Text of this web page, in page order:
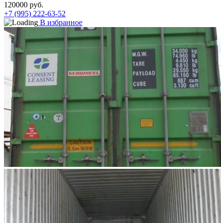
120000 руб.
+7 (995) 222-63-52
В избранное